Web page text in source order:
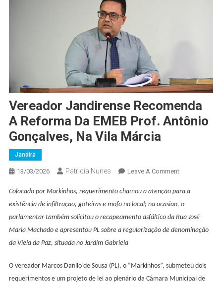
Vereador Jandirense Recomenda
A Reforma Da EMEB Prof. Antônio
Gonçalves, Na Vila Márcia
Jandira
13/03/2026 Patricia Nunes Leave A CommentOn
Jandirense
Recomenda
A
Reforma
Prof.
Colocado por Markinhos, requerimento chamou a atenção para a
existência de infiltração, goteiras e mofo no local; na ocasião, o
parlamentar também solicitou o recapeamento asfáltico da Rua José
Maria Machado e apresentou PL sobre a regularização de denominação
da Viela da Paz, situada no Jardim Gabriela
O vereador Marcos Danilo de Sousa (PL), o “Markinhos”, submeteu dois
requerimentos e um projeto de lei ao plenário da Câmara Municipal de